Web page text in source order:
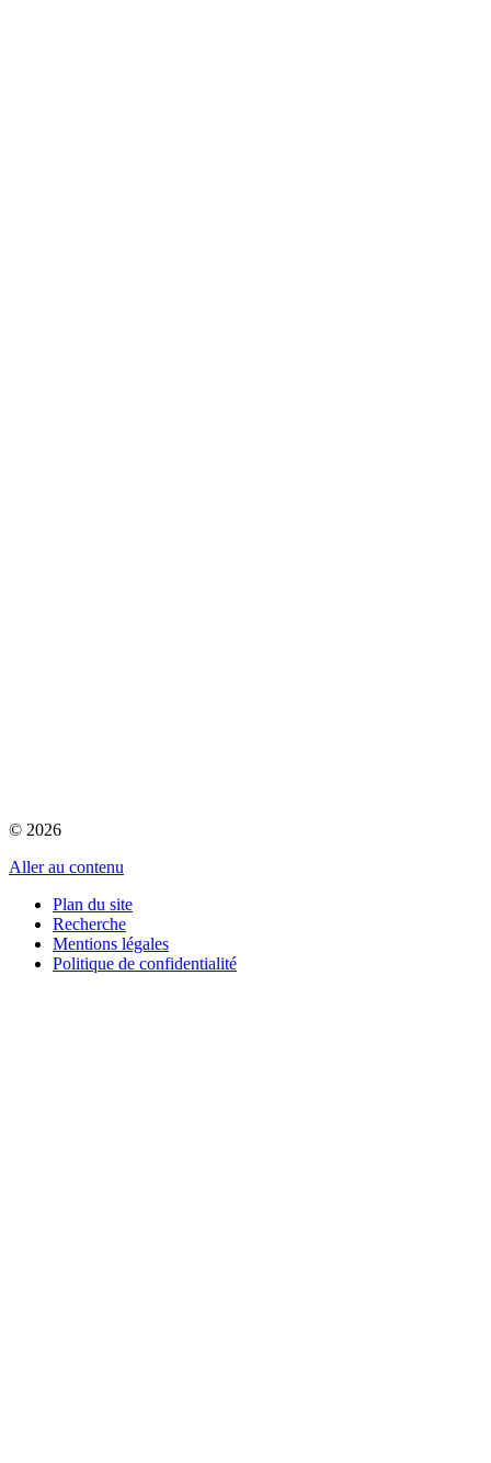
© 2026
Aller au contenu
Plan du site
Recherche
Mentions légales
Politique de confidentialité